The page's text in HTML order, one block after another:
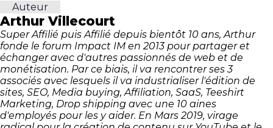
Auteur
Arthur Villecourt
Super Affilié puis Affilié depuis bientôt 10 ans, Arthur
fonde le forum Impact IM en 2013 pour partager et
échanger avec d'autres passionnés de web et de
monétisation. Par ce biais, il va rencontrer ses 3
associés avec lesquels il va industrialiser l'édition de
sites, SEO, Media buying, Affiliation, SaaS, Teeshirt
Marketing, Drop shipping avec une 10 aines
d'employés pour les y aider. En Mars 2019, virage